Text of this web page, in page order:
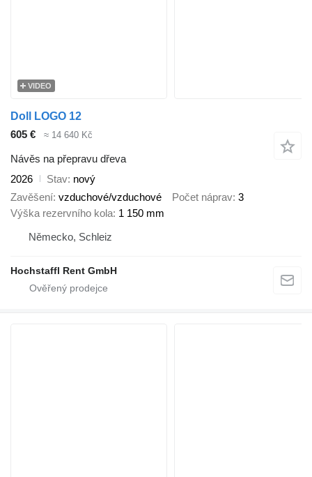
VIDEO
Doll LOGO 12
605 €
≈ 14 640 Kč
Návěs na přepravu dřeva
2026
Stav nový
Zavěšení vzduchové/vzduchové Počet náprav 3
Výška rezervního kola 1 150 mm
Německo, Schleiz
Hochstaffl Rent GmbH